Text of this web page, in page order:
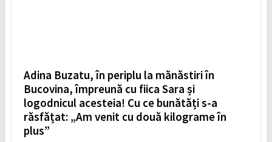
Adina Buzatu, în periplu la mănăstiri în
Bucovina, împreună cu fiica Sara și
logodnicul acesteia! Cu ce bunătăți s-a
răsfățat: „Am venit cu două kilograme în
plus”